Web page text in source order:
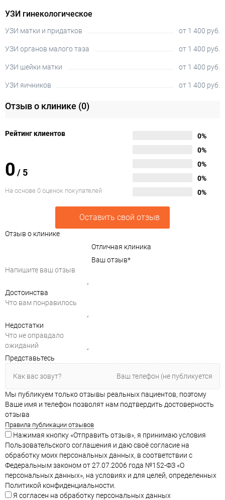
УЗИ гинекологическое
УЗИ матки и придатков от 1 400 руб.
УЗИ органов малого таза от 1 400 руб.
УЗИ шейки матки от 1 400 руб.
УЗИ яичников от 1 400 руб.
Отзыв о клинике (0)
Рейтинг клиентов
0 / 5
На основе 0 оценок покупателей
0%
0%
0%
0%
0%
Оставить свой отзыв
Отзыв о клинике
Отличная клиника
Ваш отзыв*
Достоинства
Недостатки
Представьтесь
Мы публикуем только отзывы реальных пациентов, поэтому
Ваше имя и телефон позволят нам подтвердить достоверность
отзыва
Правила публикации отзывов
Нажимая кнопку «Отправить отзыв», я принимаю условия
Пользовательского соглашения и даю своё согласие на
обработку моих персональных данных, в соответствии с
Федеральным законом от 27.07.2006 года №152-ФЗ «О
персональных данных», на условиях и для целей, определенных
Политикой конфиденциальности.
Я согласен на обработку персональных данных